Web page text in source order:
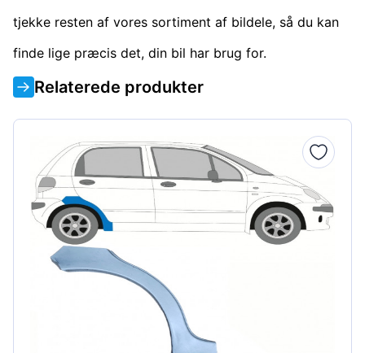
tjekke resten af vores sortiment af bildele, så du kan
finde lige præcis det, din bil har brug for.
Relaterede produkter